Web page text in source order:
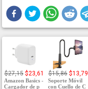
$27,15 $23,61
Amazon Basics -
Cargador de p
$15,86 $13,79
Soporte Móvil
con Cuello de C